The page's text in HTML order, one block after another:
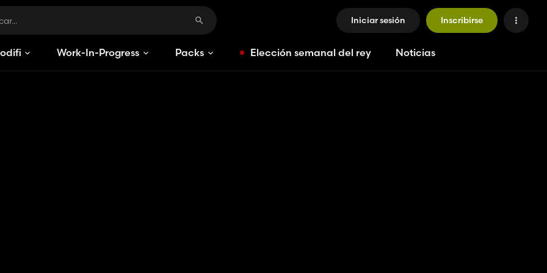
Iniciar sesión Inscribirse
Work-In-Progress Packs Elección semanal del rey Noticias